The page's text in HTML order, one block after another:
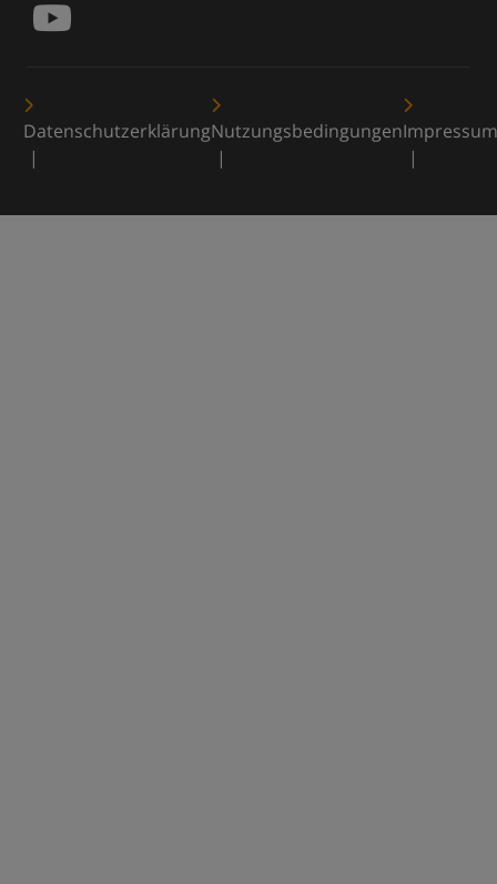
DatenschutzerklärungNutzungsbedingungenImpressum